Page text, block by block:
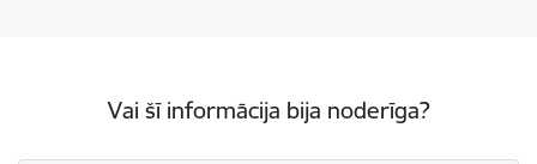
Vai šī informācija bija noderīga?